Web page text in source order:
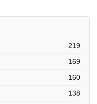
219
169
160
138